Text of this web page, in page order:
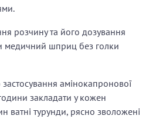
розчину та його дозування
медичний шприц без голки
амінокапронової
закладати у кожен
ватні турунди, рясно зволожені